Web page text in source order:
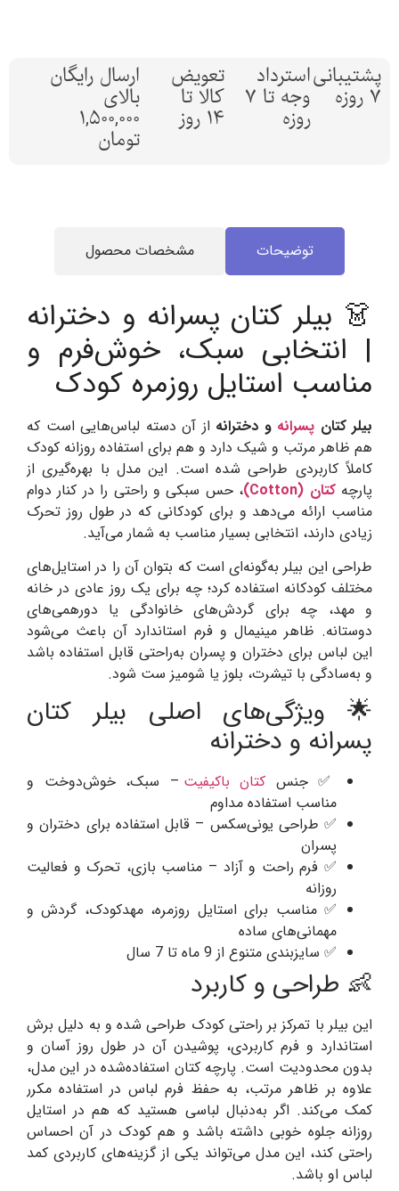
پشتیبانی
7 روزه
استرداد
وجه تا 7
روزه
تعویض
کالا تا
14 روز
ارسال رایگان
بالای
1,500,000
تومان
توضیحات مشخصات محصول
👗 بیلر کتان پسرانه و دخترانه
| انتخابی سبک، خوش‌فرم و
مناسب استایل روزمره کودک
بیلر کتان پسرانه و دخترانه از آن دسته لباس‌هایی است که
هم ظاهر مرتب و شیک دارد و هم برای استفاده روزانه کودک
کاملاً کاربردی طراحی شده است. این مدل با بهره‌گیری از
پارچهکتان (Cotton)
، حس سبکی و راحتی را در کنار دوام
مناسب ارائه می‌دهد و برای کودکانی که در طول روز تحرک
زیادی دارند، انتخابی بسیار مناسب به شمار می‌آید.
طراحی این بیلر به‌گونه‌ای است که بتوان آن را در استایل‌های
مختلف کودکانه استفاده کرد؛ چه برای یک روز عادی در خانه
و مهد، چه برای گردش‌های خانوادگی یا دورهمی‌های
دوستانه. ظاهر مینیمال و فرم استاندارد آن باعث می‌شود
این لباس برای دختران و پسران به‌راحتی قابل استفاده باشد
و به‌سادگی با تیشرت، بلوز یا شومیز ست شود.
🌟 ویژگی‌های اصلی بیلر کتان
پسرانه و دخترانه
✅ جنس کتان باکیفیت – سبک، خوش‌دوخت و
مناسب استفاده مداوم
✅ طراحی یونی‌سکس – قابل استفاده برای دختران و
پسران
✅ فرم راحت و آزاد – مناسب بازی، تحرک و فعالیت
روزانه
✅ مناسب برای استایل روزمره، مهدکودک، گردش و
مهمانی‌های ساده
✅ سایزبندی متنوع از 9 ماه تا 7 سال
👶 طراحی و کاربرد
این بیلر با تمرکز بر راحتی کودک طراحی شده و به دلیل برش
استاندارد و فرم کاربردی، پوشیدن آن در طول روز آسان و
بدون محدودیت است. پارچه کتان استفاده‌شده در این مدل،
علاوه بر ظاهر مرتب، به حفظ فرم لباس در استفاده مکرر
کمک می‌کند. اگر به‌دنبال لباسی هستید که هم در استایل
روزانه جلوه خوبی داشته باشد و هم کودک در آن احساس
راحتی کند، این مدل می‌تواند یکی از گزینه‌های کاربردی کمد
لباس او باشد.